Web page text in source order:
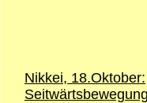
Nikkei, 18.Oktober: